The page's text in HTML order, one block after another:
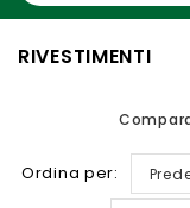
RIVESTIMENTI
Ordina per: